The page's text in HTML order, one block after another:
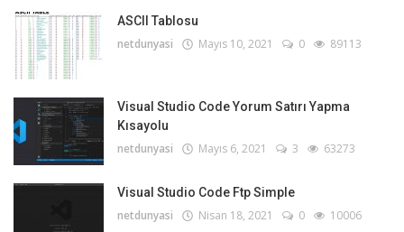
ASCII Tablosu
netdunyasi Mayıs 10, 2021 0 89113
Visual Studio Code Yorum Satırı Yapma
Kısayolu
netdunyasi Mayıs 6, 2021 3 63273
Visual Studio Code Ftp Simple
netdunyasi Nisan 18, 2021 0 10006